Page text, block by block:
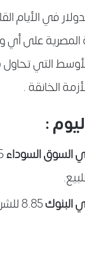
في الأيام
المصرية على أي
التي
الخانقة .
:
السوق السوداء
البنوك
8.85